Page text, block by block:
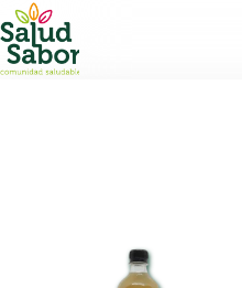
Saltar
al
contenido